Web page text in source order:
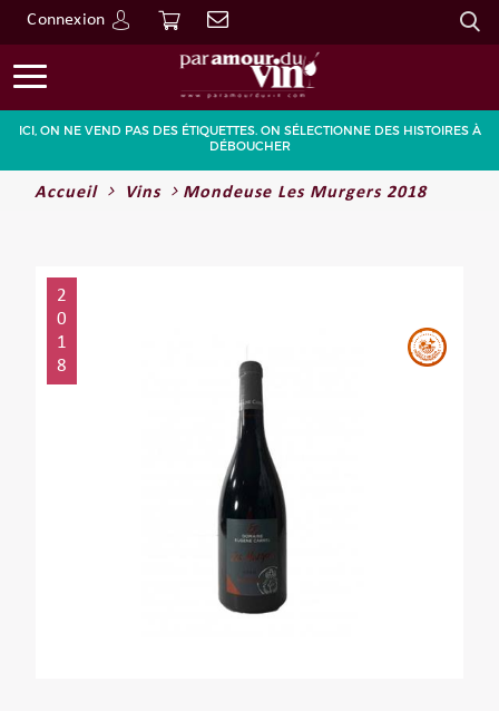
Connexion
Go
ICI, ON NE VEND PAS DES ÉTIQUETTES. ON SÉLECTIONNE DES HISTOIRES À
DÉBOUCHER
Accueil Vins Mondeuse Les Murgers 2018
2
0
1
8